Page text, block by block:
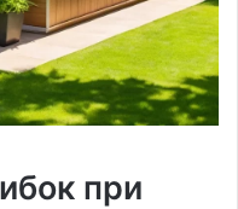
при